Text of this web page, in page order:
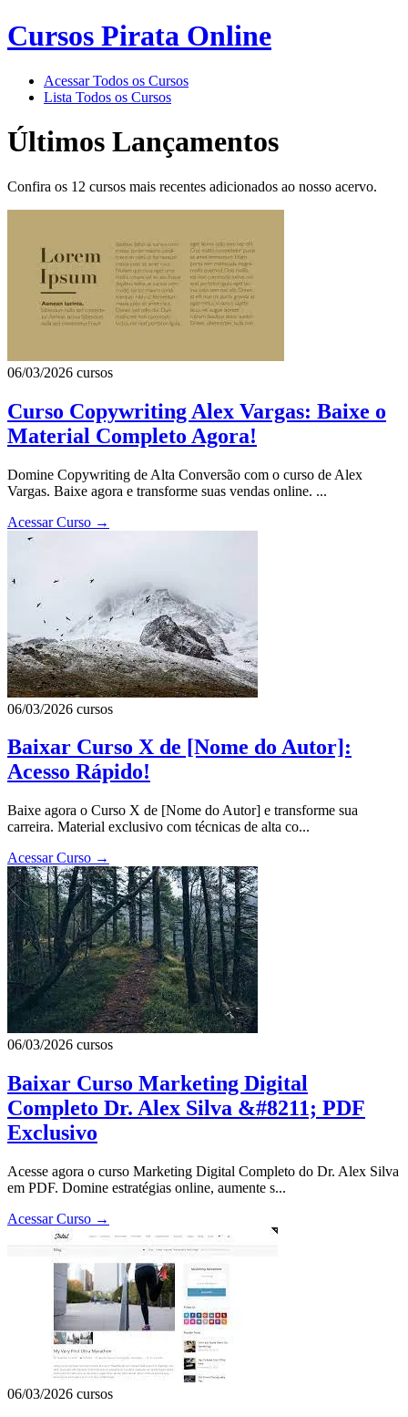
Cursos Pirata Online
Acessar Todos os Cursos
Lista Todos os Cursos
Últimos Lançamentos
Confira os 12 cursos mais recentes adicionados ao nosso acervo.
06/03/2026 cursos
Curso Copywriting Alex Vargas: Baixe o
Material Completo Agora!
Domine Copywriting de Alta Conversão com o curso de Alex
Vargas. Baixe agora e transforme suas vendas online. ...
Acessar Curso →
06/03/2026 cursos
Baixar Curso X de [Nome do Autor]:
Acesso Rápido!
Baixe agora o Curso X de [Nome do Autor] e transforme sua
carreira. Material exclusivo com técnicas de alta co...
Acessar Curso →
06/03/2026 cursos
Baixar Curso Marketing Digital
Completo Dr. Alex Silva &#8211; PDF
Exclusivo
Acesse agora o curso Marketing Digital Completo do Dr. Alex Silva
em PDF. Domine estratégias online, aumente s...
Acessar Curso →
06/03/2026 cursos